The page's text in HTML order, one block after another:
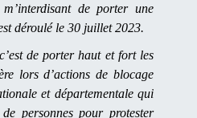
de porter une
déroulé le 30 juillet 2023.
de porter haut et fort les
lors d’actions de blocage
et départementale qui
personnes pour protester